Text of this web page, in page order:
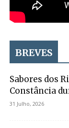
BREVES
Sabores dos
Constância
31 Julho, 2026